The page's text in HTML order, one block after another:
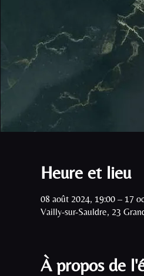
Heure et lieu
08 août 2024, 19:00 – 17
Vailly-sur-Sauldre, 23
À propos de